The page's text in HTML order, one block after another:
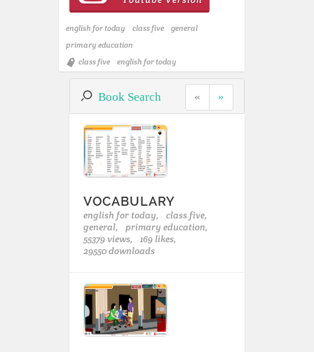
english for today class five
general
primary education
class five
english for today
Book Search « »
VOCABULARY
english for today,
class five,
general,
primary education,
55379 views,
169 likes,
29550 downloads